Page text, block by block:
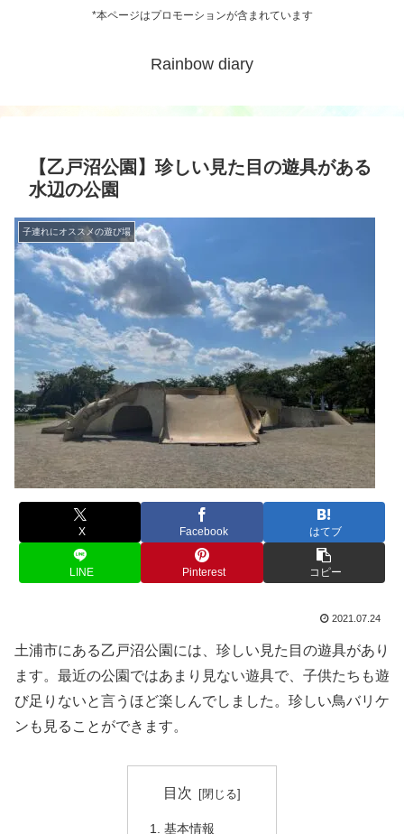
*本ページはプロモーションが含まれています
Rainbow diary
【乙戸沼公園】珍しい見た目の遊具がある
水辺の公園
子連れにオススメの遊び場
X Facebook はてブ
LINE Pinterest コピー
2021.07.24
土浦市にある乙戸沼公園には、珍しい見た目の遊具があり
ます。最近の公園ではあまり見ない遊具で、子供たちも遊
び足りないと言うほど楽しんでしました。珍しい鳥バリケ
ンも見ることができます。
目次
基本情報